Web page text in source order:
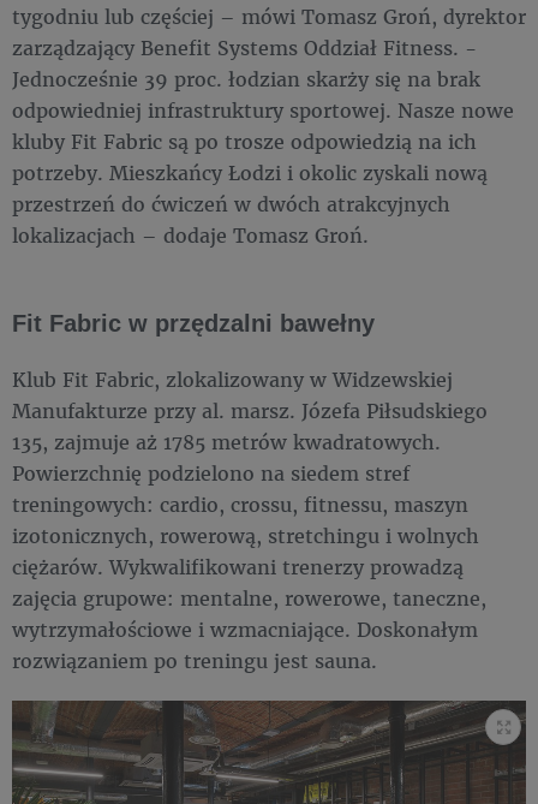
tygodniu lub częściej – mówi Tomasz Groń, dyrektor
zarządzający Benefit Systems Oddział Fitness. -
Jednocześnie 39 proc. łodzian skarży się na brak
odpowiedniej infrastruktury sportowej. Nasze nowe
kluby Fit Fabric są po trosze odpowiedzią na ich
potrzeby. Mieszkańcy Łodzi i okolic zyskali nową
przestrzeń do ćwiczeń w dwóch atrakcyjnych
lokalizacjach – dodaje Tomasz Groń.
Fit Fabric w przędzalni bawełny
Klub Fit Fabric, zlokalizowany w Widzewskiej
Manufakturze przy al. marsz. Józefa Piłsudskiego
135, zajmuje aż 1785 metrów kwadratowych.
Powierzchnię podzielono na siedem stref
treningowych: cardio, crossu, fitnessu, maszyn
izotonicznych, rowerową, stretchingu i wolnych
ciężarów. Wykwalifikowani trenerzy prowadzą
zajęcia grupowe: mentalne, rowerowe, taneczne,
wytrzymałościowe i wzmacniające. Doskonałym
rozwiązaniem po treningu jest sauna.